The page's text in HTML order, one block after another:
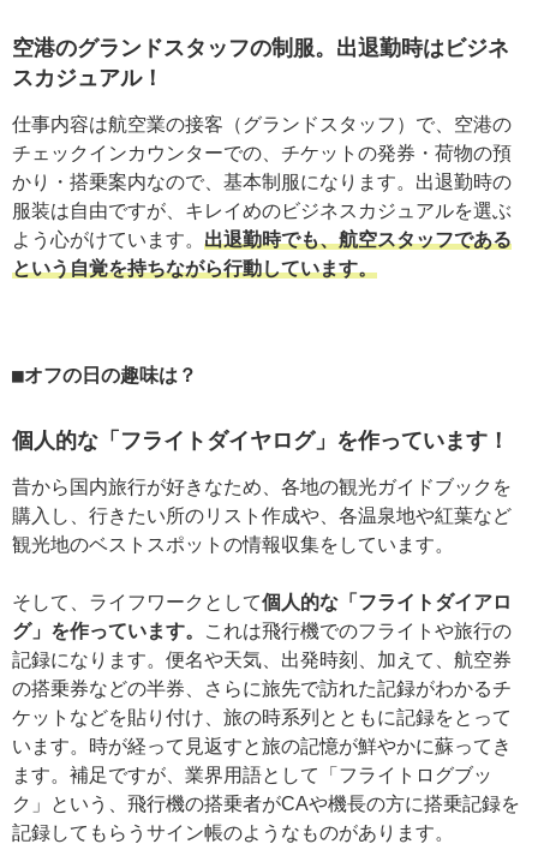
空港のグランドスタッフの制服。出退勤時はビジネ
スカジュアル！
仕事内容は航空業の接客（グランドスタッフ）で、空港の
チェックインカウンターでの、チケットの発券・荷物の預
かり・搭乗案内なので、基本制服になります。出退勤時の
服装は自由ですが、キレイめのビジネスカジュアルを選ぶ
よう心がけています。 出退勤時でも、航空スタッフである
という自覚を持ちながら行動しています。
オフの日の趣味は？
個人的な「フライトダイヤログ」を作っています！
昔から国内旅行が好きなため、各地の観光ガイドブックを
購入し、行きたい所のリスト作成や、各温泉地や紅葉など
観光地のベストスポットの情報収集をしています。
そして、ライフワークとして個人的な「フライトダイアロ
グ」を作っています。
これは飛行機でのフライトや旅行の
記録になります。便名や天気、出発時刻、加えて、航空券
の搭乗券などの半券、さらに旅先で訪れた記録がわかるチ
ケットなどを貼り付け、旅の時系列とともに記録をとって
います。時が経って見返すと旅の記憶が鮮やかに蘇ってき
ます。補足ですが、業界用語として「フライトログブッ
ク」という、飛行機の搭乗者がCAや機長の方に搭乗記録を
記録してもらうサイン帳のようなものがあります。